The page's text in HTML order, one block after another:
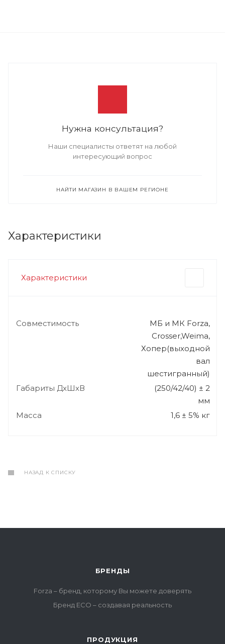
Нужна консультация?
Наши специалисты ответят на любой
интересующий вопрос
НАЙТИ МАГАЗИН В ВАШЕМ РЕГИОНЕ
Характеристики
Характеристики
Совместимость
МБ и МК Forza,
Crosser,Weima,
Хопер(выходной
вал
шестигранный)
Габариты ДхШхВ
(250/42/40) ± 2
мм
Масса
1,6 ± 5% кг
НАЗАД К СПИСКУ
БРЕНДЫ
Forza – бренд, которому Вы можете доверять
Бренд ECO – создавая реальность
ПРОДУКЦИЯ